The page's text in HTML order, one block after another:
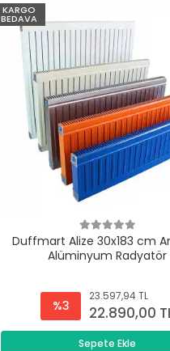
KARGO
BEDAVA
Duffmart Alize 30x183 cm
Alüminyum Radyatör
%3
23.597,94 TL
22.890,00
Sepete Ekle